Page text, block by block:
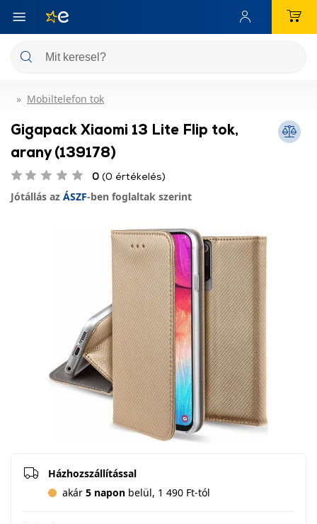
Mobiltelefon tok
Gigapack Xiaomi 13 Lite Flip tok,
arany (139178)
0 (0 értékelés)
Jótállás az ÁSZF-ben foglaltak szerint
Házhozszállítással
akár 5 napon belül, 1 490 Ft-tól